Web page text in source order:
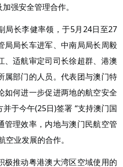
强安全管理合作。
局长李健率领，于5月24日至27
局局长车进军、中南局局长周毅
、适航审定司司长徐超群、港澳
属部门的人员。代表团与澳门特
如何进一步促进两地的航空安全
于今午(25日)签署 “支持澳门国
管理效率，内地与澳门民航空管
业发展的合作。
极推动粤港澳大湾区空域使用的